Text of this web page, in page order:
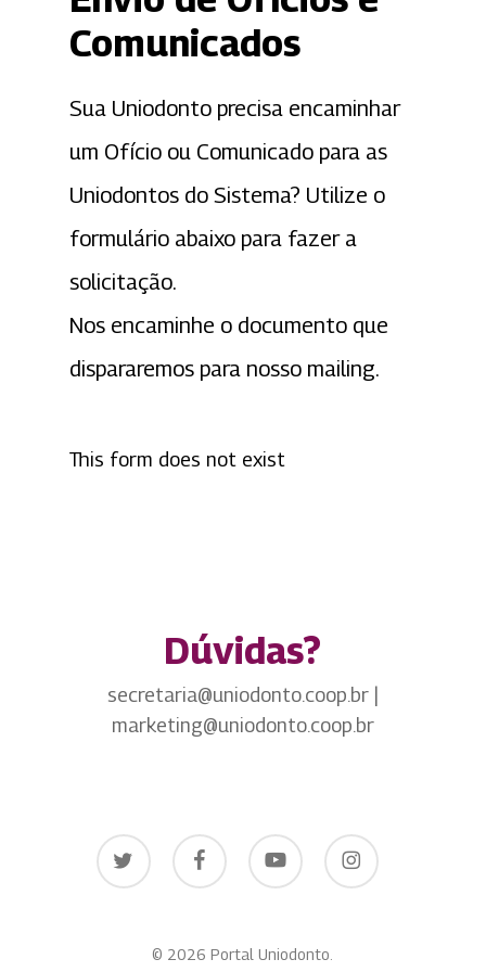
Comunicados
Sua Uniodonto precisa encaminhar
um Ofício ou Comunicado para as
Uniodontos do Sistema? Utilize o
formulário abaixo para fazer a
solicitação.
Nos encaminhe o documento que
dispararemos para nosso mailing.
This form does not exist
Dúvidas?
secretaria@uniodonto.coop.br |
marketing@uniodonto.coop.br
twitter facebook youtube instagram
© 2026 Portal Uniodonto.